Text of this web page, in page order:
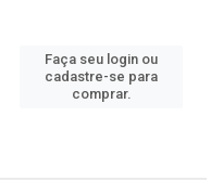
Faça seu login ou
cadastre-se para
comprar.